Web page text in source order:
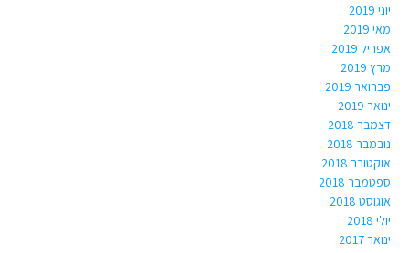
יוני 2019
מאי 2019
אפריל 2019
מרץ 2019
פברואר 2019
ינואר 2019
דצמבר 2018
נובמבר 2018
אוקטובר 2018
ספטמבר 2018
אוגוסט 2018
יולי 2018
ינואר 2017